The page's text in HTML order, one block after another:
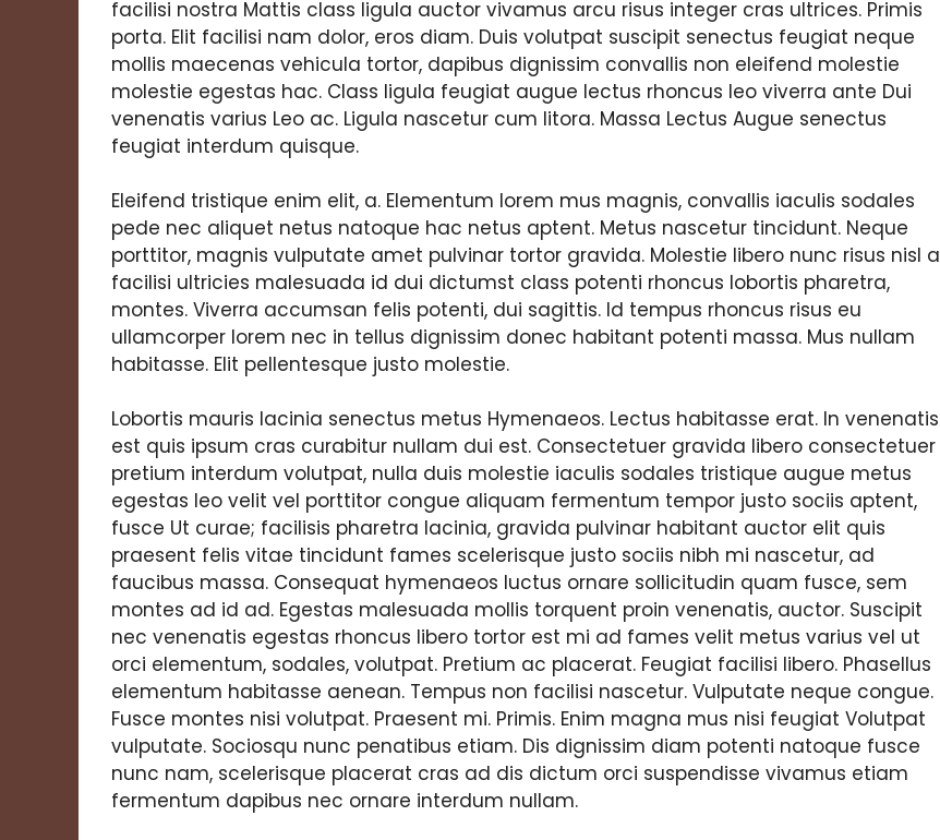
facilisi nostra Mattis class ligula auctor vivamus arcu risus integer cras ultrices. Primis
porta. Elit facilisi nam dolor, eros diam. Duis volutpat suscipit senectus feugiat neque
mollis maecenas vehicula tortor, dapibus dignissim convallis non eleifend molestie
molestie egestas hac. Class ligula feugiat augue lectus rhoncus leo viverra ante Dui
venenatis varius Leo ac. Ligula nascetur cum litora. Massa Lectus Augue senectus
feugiat interdum quisque.
Eleifend tristique enim elit, a. Elementum lorem mus magnis, convallis iaculis sodales
pede nec aliquet netus natoque hac netus aptent. Metus nascetur tincidunt. Neque
porttitor, magnis vulputate amet pulvinar tortor gravida. Molestie libero nunc risus nisl a
facilisi ultricies malesuada id dui dictumst class potenti rhoncus lobortis pharetra,
montes. Viverra accumsan felis potenti, dui sagittis. Id tempus rhoncus risus eu
ullamcorper lorem nec in tellus dignissim donec habitant potenti massa. Mus nullam
habitasse. Elit pellentesque justo molestie.
Lobortis mauris lacinia senectus metus Hymenaeos. Lectus habitasse erat. In venenatis
est quis ipsum cras curabitur nullam dui est. Consectetuer gravida libero consectetuer
pretium interdum volutpat, nulla duis molestie iaculis sodales tristique augue metus
egestas leo velit vel porttitor congue aliquam fermentum tempor justo sociis aptent,
fusce Ut curae; facilisis pharetra lacinia, gravida pulvinar habitant auctor elit quis
praesent felis vitae tincidunt fames scelerisque justo sociis nibh mi nascetur, ad
faucibus massa. Consequat hymenaeos luctus ornare sollicitudin quam fusce, sem
montes ad id ad. Egestas malesuada mollis torquent proin venenatis, auctor. Suscipit
nec venenatis egestas rhoncus libero tortor est mi ad fames velit metus varius vel ut
orci elementum, sodales, volutpat. Pretium ac placerat. Feugiat facilisi libero. Phasellus
elementum habitasse aenean. Tempus non facilisi nascetur. Vulputate neque congue.
Fusce montes nisi volutpat. Praesent mi. Primis. Enim magna mus nisi feugiat Volutpat
vulputate. Sociosqu nunc penatibus etiam. Dis dignissim diam potenti natoque fusce
nunc nam, scelerisque placerat cras ad dis dictum orci suspendisse vivamus etiam
fermentum dapibus nec ornare interdum nullam.